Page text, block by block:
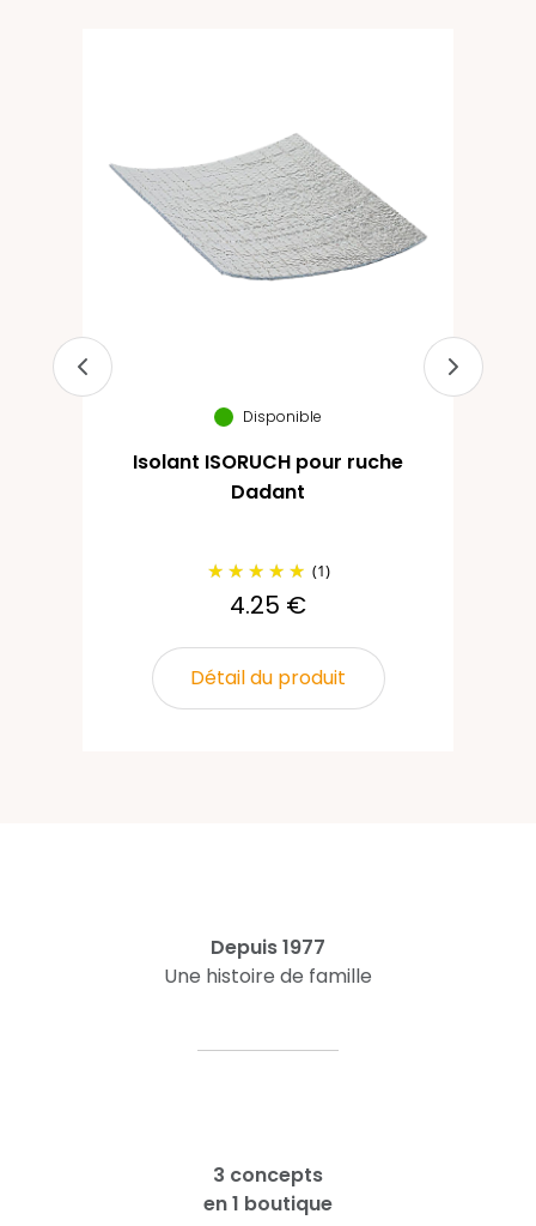
Disponible
Isolant ISORUCH pour ruche
Dadant
(1)
4.25 €
Détail du produit
Depuis 1977
Une histoire de famille
3 concepts
en 1 boutique